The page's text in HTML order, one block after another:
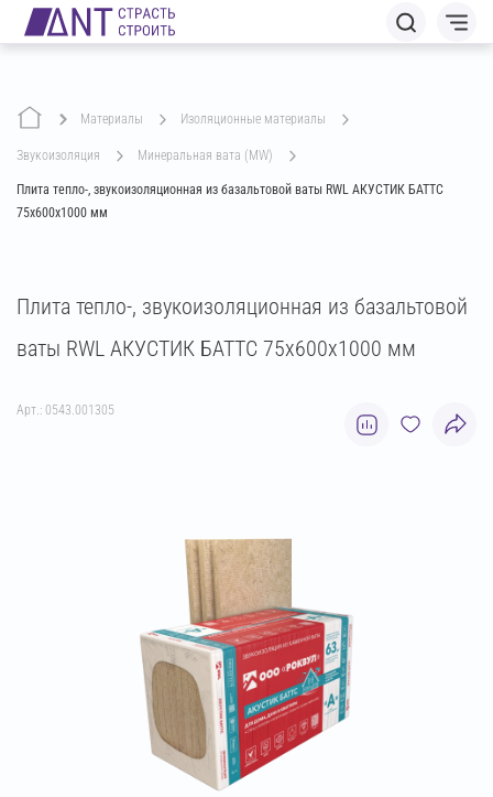
Материалы изоляционные материалы
звукоизоляция минеральная вата (MW)
Плита тепло-, звукоизоляционная из базальтовой ваты RWL АКУСТИК БАТТС
75х600х1000 мм
Плита тепло-, звукоизоляционная из базальтовой
ваты RWL АКУСТИК БАТТС 75х600х1000 мм
Арт.: 0543.001305